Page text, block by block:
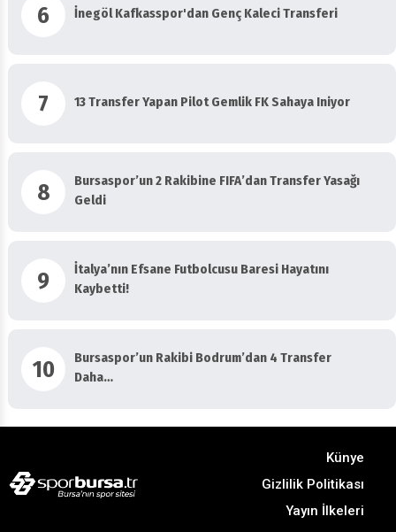
6 İnegöl Kafkasspor'dan Genç Kaleci Transferi
7 13 Transfer Yapan Pilot Gemlik FK Sahaya Iniyor
8
Bursaspor’un 2 Rakibine FIFA’dan Transfer Yasağı
Geldi
9
İtalya’nın Efsane Futbolcusu Baresi Hayatını
Kaybetti!
10
Bursaspor’un Rakibi Bodrum’dan 4 Transfer
Daha…
Künye
Gizlilik Politikası
Yayın İlkeleri